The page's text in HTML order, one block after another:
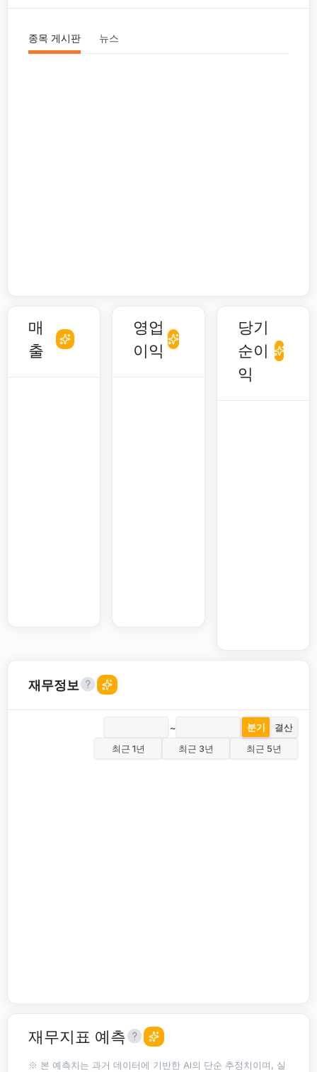
종목 게시판 뉴스
매
출
영업
이익
당기
순이
익
재무정보
~ 분기
결산
최근 1년
최근 3년 최근 5년
재무지표 예측
※ 본 예측치는 과거 데이터에 기반한 AI의 단순 추정치이며, 실